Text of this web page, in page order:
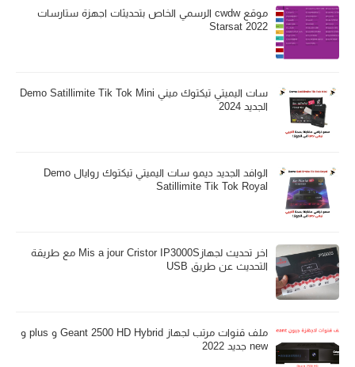
موقع cwdw الرسمي الخاص بتحديثات اجهزة ستارسات
Starsat 2022
سات اليميتي تيكتوك ميني Demo Satillimite Tik Tok Mini
الجديد 2024
الوافد الجديد ديمو سات اليميتي تيكتوك روايال Demo
Satillimite Tik Tok Royal
اخر تحديث لجهازMis a jour Cristor IP3000S مع طريقة
التحديث عن طريق USB
ملف قنوات مرتب لجهاز Geant 2500 HD Hybrid و plus و
new جديد 2022